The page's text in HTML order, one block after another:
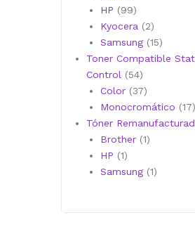
productos
HP 9999
productos
Kyocera 22
productos
Samsung 1515
Toner Compatible
Control
5454
productos
Color 3737
productos
Monocromático 1717
Tóner
Brother 11
HP 11
producto
Samsung 11